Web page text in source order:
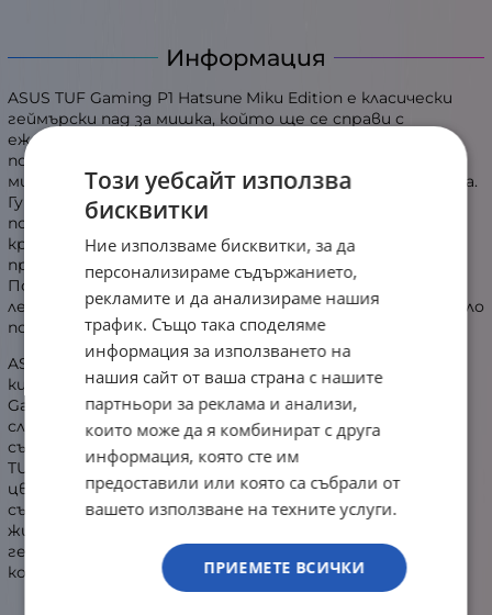
Информация
ASUS TUF Gaming P1 Hatsune Miku Edition е класически
геймърски пад за мишка, който ще се справи с
ежедневните задачи. Текстилната му повърхност
позволява гладко и безпроблемно движение на
мишката, независимо от модела, марката или сензора.
Гумираната основа го държи здраво за бюрото и не
позволява случайни премествания. Обшивката по
краищата придава допълнителна издръжливост и
предотвратява разшиване и разделяне.
Повърхността е водоустойчива, което я прави по-
лесна за поддръжка. Дизайнът е хващащ окото и изцяло
подчинен на Hatsune Miku.
ASUS си партнира с Crypton Future Media, за да внесе
кибернетично сливане в игрите с колекцията TUF
Gaming x Hatsune Miku. Дебютната линия включва
слушалки, клавиатура, мишка и подложка за мишка -
съчетавайки естетиката на механичната броня на
TUF Gaming с характерната синьо-зелена и розова
цветова схема на Miku. Тази специална колекция
съчетава емблематичния дизайн на TUF Gaming с
жизнения и игрив дух на Miku, позволявайки на
геймърите и феновете да създават футуристични
конфигурации с удобни периферни устройства.
Този уебсайт използва
бисквитки
Ние използваме бисквитки, за да
персонализираме съдържанието,
рекламите и да анализираме нашия
трафик. Също така споделяме
информация за използването на
нашия сайт от ваша страна с нашите
партньори за реклама и анализи,
които може да я комбинират с друга
информация, която сте им
предоставили или която са събрали от
вашето използване на техните услуги.
ПРИЕМЕТЕ ВСИЧКИ